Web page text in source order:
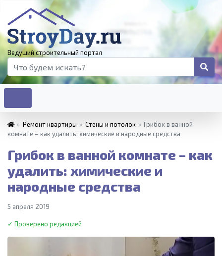
Ведущий строительный портал
» Ремонт квартиры » Стены и потолок » Грибок в ванной
комнате – как удалить: химические и народные средства
Грибок в ванной комнате – как
удалить: химические и
народные средства
5 апреля 2019
✓ Проверено редакцией